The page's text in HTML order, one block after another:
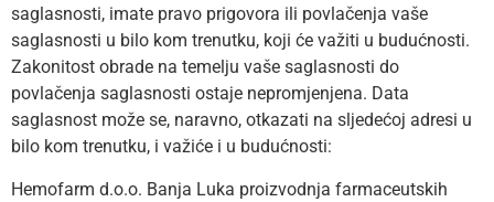
saglasnosti, imate pravo prigovora ili povlačenja vaše
saglasnosti u bilo kom trenutku, koji će važiti u budućnosti.
Zakonitost obrade na temelju vaše saglasnosti do
povlačenja saglasnosti ostaje nepromjenjena. Data
saglasnost može se, naravno, otkazati na sljedećoj adresi u
bilo kom trenutku, i važiće i u budućnosti:
Hemofarm d.o.o. Banja Luka proizvodnja farmaceutskih